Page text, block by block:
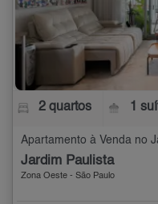
2 quartos 1
Apartamento à Venda no
Jardim Paulista
Zona Oeste - São Paulo